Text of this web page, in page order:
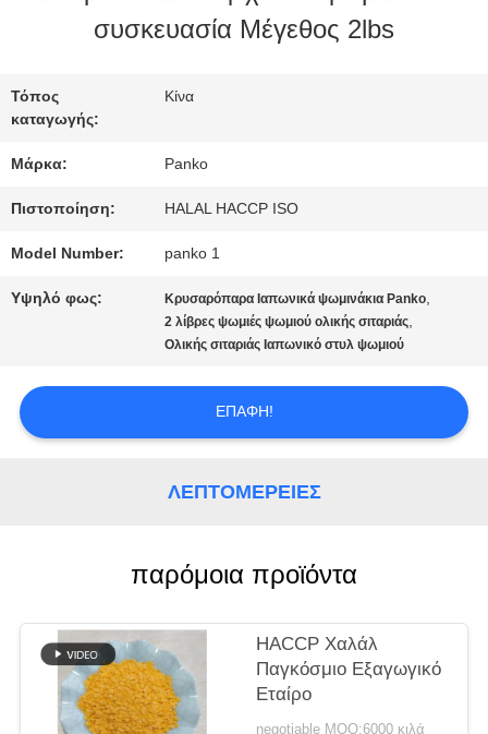
ΕΠΙΣΚΈΨΕΙΣ
ΕΡΓΟΣΤΆΣΙΟ
ΈΛΕΓΧΟΣ
ΕΠΙΚΟΙΝΩΝΉΣΤΕ
ΜΑΣ
ΥΠΟΘΈΣΕΙΣ
ΖΗΤΉΣΤΕ
ΜΙΑ
συσκευασία Μέγεθος 2lbs
Τόπος
καταγωγής:
Κίνα
Μάρκα: Panko
Πιστοποίηση: HALAL HACCP ISO
Model Number: panko 1
Υψηλό φως: Κρυσαρόπαρα Ιαπωνικά ψωμινάκια Panko,
2 λίβρες ψωμιές ψωμιού ολικής σιταριάς,
Ολικής σιταριάς Ιαπωνικό στυλ ψωμιού
ΕΠΑΦΉ!
ΛΕΠΤΟΜΈΡΕΙΕΣ
παρόμοια προϊόντα
HACCP Χαλάλ
Παγκόσμιο Εξαγωγικό
Εταίρο
negotiable MOQ:6000 κιλά